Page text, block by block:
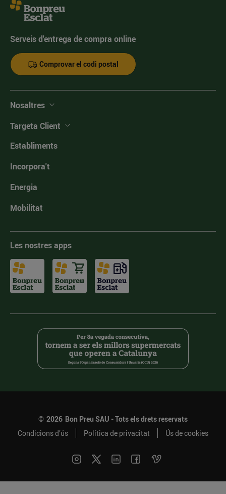
Serveis d'entrega de compra online
Comprovar el codi postal
Nosaltres
Targeta Client
Establiments
Incorpora't
Energia
Mobilitat
Les nostres apps
© 2026 Bon Preu SAU - Tots els drets reservats
Condicions d’ús
Política de privacitat Ús de cookies